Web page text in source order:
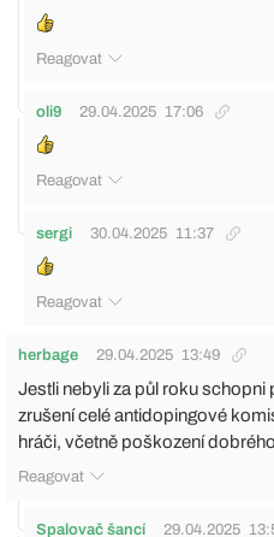
Reagovat
oli9 29.04.2025 17:06
Reagovat
sergi 30.04.2025 11:37
Reagovat
herbage 29.04.2025 13:49
Jestli nebyli za půl roku schopni
zrušení celé antidopingové
hráči, včetně poškození
Reagovat
Spalovač šancí 29.04.2025